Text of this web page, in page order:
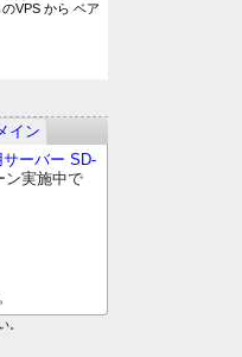
VPS から ベア
イン
ーバー SD-
ン実施中で
。